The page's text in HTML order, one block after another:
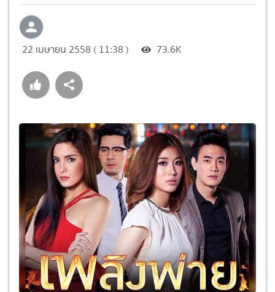
22 เมษายน 2558 ( 11:38 ) 73.6K